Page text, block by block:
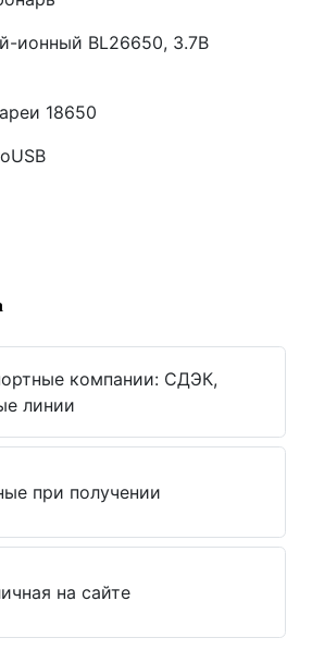
ионный BL26650, 3.7В
18650
компании: СДЭК,
линии
при получении
на сайте